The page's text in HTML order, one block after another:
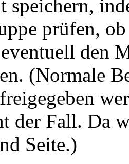
speichern,
prüfen,
den
(Normale
der Fall. Da
Seite.)